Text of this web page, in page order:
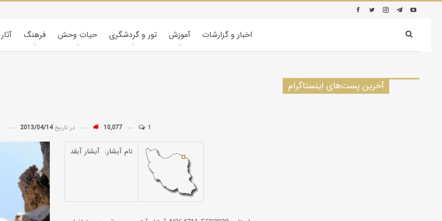
فرهنگ حیات وحش تور و گردشگری آموزش اخبار و گزارشات
در تاریخ2013/04/14 10,077 1
نام آبشار: آبشار آبقد
آخرین پست‌های اینستاگرام